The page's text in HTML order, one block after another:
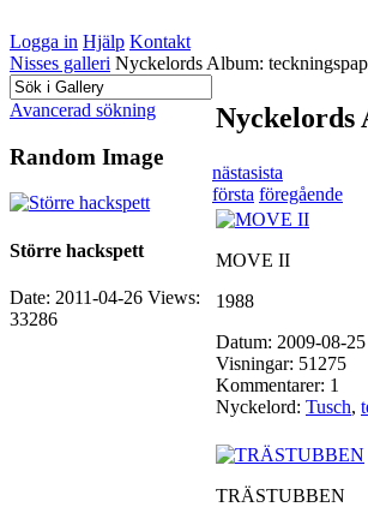
Logga in Hjälp Kontakt
Nisses galleri Nyckelords Album:
Avancerad sökning
Random Image
Större hackspett
Date: 2011-04-26 Views:
33286
Nyckelords
nästasista
första föregående
MOVE II
1988
Datum: 2009-08-25
Visningar: 51275
Kommentarer: 1
Nyckelord: Tusch,
TRÄSTUBBEN